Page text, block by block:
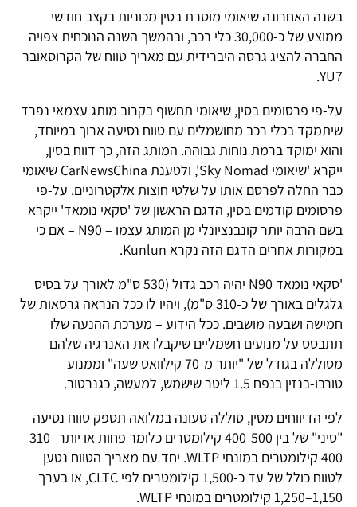
בשנה האחרונה שיאומי מוסרת בסין מכוניות בקצב חודשי
ממוצע של כ-30,000 כלי רכב, ובהמשך השנה הנוכחית צפויה
החברה להציג גרסה היברידית עם מאריך טווח של הקרוסאובר
YU7.
על-פי פרסומים בסין, שיאומי תחשוף בקרוב מותג עצמאי נפרד
שיתמקד בכלי רכב מחושמלים עם טווח נסיעה ארוך במיוחד,
והוא ימוקד ברמת נוחות גבוהה. המותג הזה, כך דווח בסין,
ייקרא 'שיאומי Sky Nomad', ולטענת CarNewsChina שיאומי
כבר החלה לפרסם אותו על שלטי חוצות אלקטרוניים. על-פי
פרסומים קודמים בסין, הדגם הראשון של 'סקאי נומאד' ייקרא
בשם הרבה יותר קונבנציונלי מן המותג עצמו – N90 – אם כי
במקורות אחרים הדגם הזה נקרא Kunlun.
'סקאי נומאד N90 יהיה רכב גדול (530 ס"מ לאורך על בסיס
גלגלים באורך של כ-310 ס"מ), ויהיו לו ככל הנראה גרסאות של
חמישה ושבעה מושבים. ככל הידוע – מערכת ההנעה שלו
תתבסס על מנועים חשמליים שיקבלו את האנרגיה שלהם
מסוללה בגודל של "יותר מ-70 קילוואט שעה" וממנוע
טורבו-בנזין בנפח 1.5 ליטר שישמש, למעשה, כגנרטור.
לפי הדיווחים מסין, סוללה טעונה במלואה תספק טווח נסיעה
"סיני" של בין 400-500 קילומטרים כלומר פחות או יותר 310-
400 קילומטרים במונחי WLTP. יחד עם מאריך הטווח נטען
לטווח כולל של עד כ-1,500 קילומטרים לפי CLTC, או בערך
1,150–1,250 קילומטרים במונחי WLTP.